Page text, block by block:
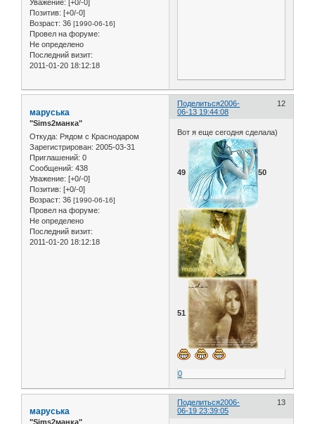
Уважение: [+0/-0]
Позитив: [+0/-0]
Возраст: 36 [1990-06-16]
Провел на форуме:
Не определено
Последний визит:
2011-01-20 18:12:18
Поделиться 12
2006-
06-13 19:44:08
маруська
"Sims2манка"
Откуда: Рядом с Краснодаром
Зарегистрирован: 2005-03-31
Приглашений: 0
Сообщений: 438
Уважение: [+0/-0]
Позитив: [+0/-0]
Возраст: 36 [1990-06-16]
Провел на форуме:
Не определено
Последний визит:
2011-01-20 18:12:18
Вот я еще сегодня сделала)
49 50
51
0
Поделиться 13
2006-
06-19 23:39:05
маруська
"Sims2манка"